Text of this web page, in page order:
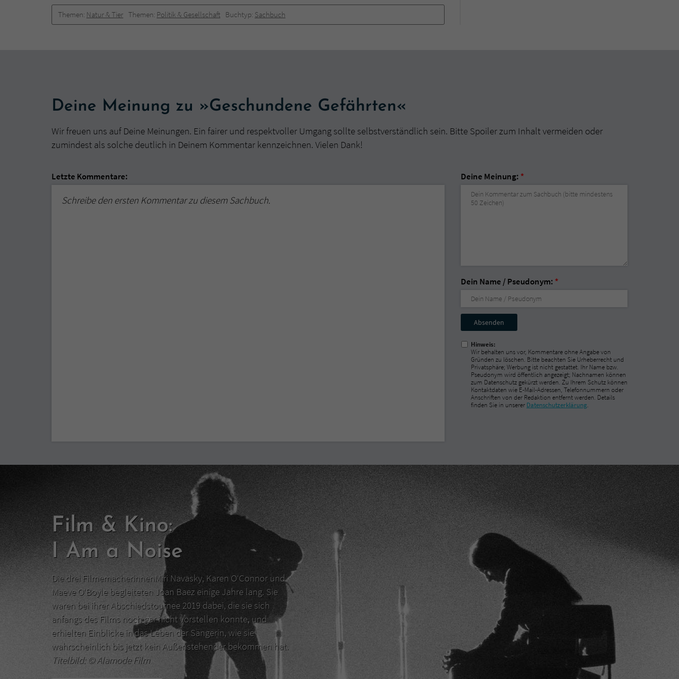
Themen: Natur & Tier Themen: Politik & Gesellschaft Buchtyp: Sachbuch
Deine Meinung zu »Geschundene Gefährten«
Wir freuen uns auf Deine Meinungen. Ein fairer und respektvoller Umgang sollte selbstverständlich sein. Bitte Spoiler zum Inhalt vermeiden oder
zumindest als solche deutlich in Deinem Kommentar kennzeichnen. Vielen Dank!
Letzte Kommentare:
Schreibe den ersten Kommentar zu diesem Sachbuch.
Deine Meinung: *
Dein Name / Pseudonym: *
Nicht
ausfüllen!
Hinweis:
Wir behalten uns vor, Kommentare ohne Angabe von
Gründen zu löschen. Bitte beachten Sie Urheberrecht und
Privatsphäre; Werbung ist nicht gestattet. Ihr Name bzw.
Pseudonym wird öffentlich angezeigt; Nachnamen können
zum Datenschutz gekürzt werden. Zu Ihrem Schutz können
Kontaktdaten wie E-Mail-Adressen, Telefonnummern oder
Anschriften von der Redaktion entfernt werden. Details
finden Sie in unserer Datenschutzerklärung.
Film & Kino:
I Am a Noise
Die drei FilmemacherinnenMiri Navasky, Karen O‘Connor und
Maeve O‘Boyle begleiteten Joan Baez einige Jahre lang. Sie
waren bei ihrer Abschiedstournee 2019 dabei, die sie sich
anfangs des Films noch gar nicht vorstellen konnte, und
erhielten Einblicke in das Leben der Sängerin, wie sie
wahrscheinlich bis jetzt kein Außenstehender bekommen hat.
Titelbild: ©Alamode Film
überprüfen.